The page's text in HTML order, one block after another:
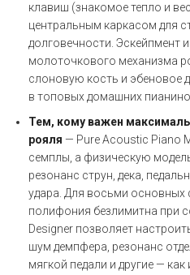
клавиш (знакомое тепло и
центральным каркасом для
долговечности. Эскейпмент
молоточкового механизма
слоновую кость и эбеновое
в топовых домашних пианино
Тем, кому важен
рояля — Pure Acoustic Piano
семплы, а физическую
резонанс струн, дека,
удара. Для восьми основных
полифония безлимитна при
Designer позволяет
шум демпфера, резонанс
мягкой педали и другие —